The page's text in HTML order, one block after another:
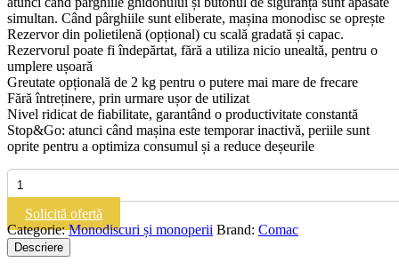
simultan. Când pârghiile sunt eliberate, mașina monodisc se oprește
Rezervor din polietilenă (opțional) cu scală gradată și capac.
Rezervorul poate fi îndepărtat, fără a utiliza nicio unealtă, pentru o
umplere ușoară
Greutate opțională de 2 kg pentru o putere mai mare de frecare
Fără întreținere, prin urmare ușor de utilizat
Nivel ridicat de fiabilitate, garantând o productivitate constantă
Stop&Go: atunci când mașina este temporar inactivă, periile sunt
oprite pentru a optimiza consumul și a reduce deșeurile
Cantitate
COMAC
CM43
F|Monodisc
Solicită ofertă
Categorie:Monodiscuri și monoperii Brand: Comac
Descriere